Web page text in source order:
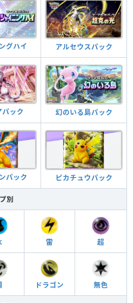
グハイ アルセウスパック
パック 幻のいる島パック
パック ピカチュウパック
別
雷 超
ドラゴン 無色